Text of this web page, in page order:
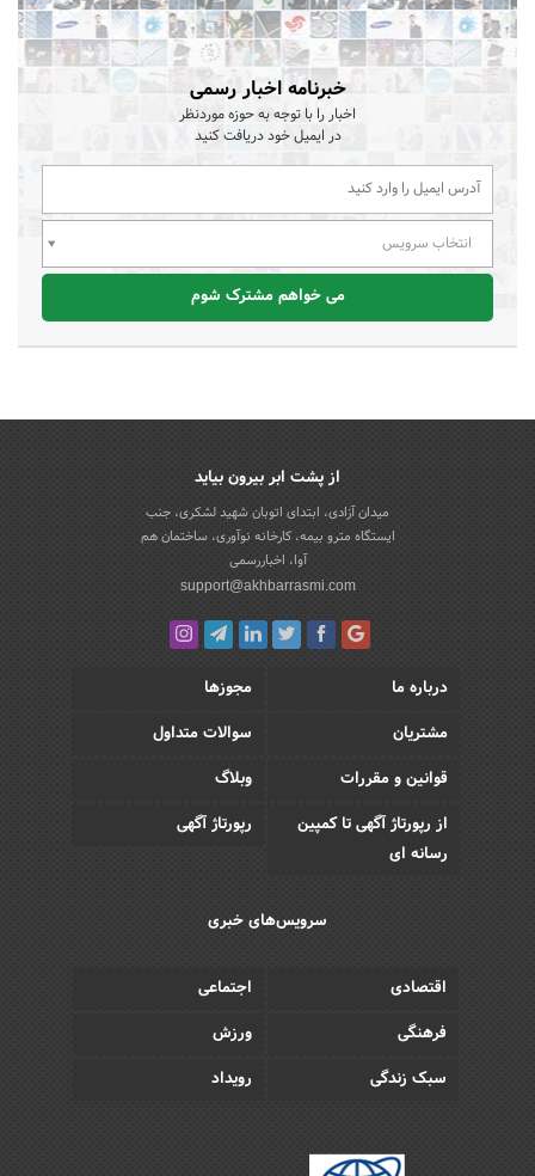
خبرنامه اخبار رسمی
اخبار را با توجه به حوزه موردنظر
در ایمیل خود دریافت کنید
انتخاب سرویس
می خواهم مشترک شوم
از پشت ابر بیرون بیاید
میدان آزادی، ابتدای اتوبان شهید لشکری، جنب
ایستگاه مترو بیمه، کارخانه نوآوری، ساختمان هم
آوا، اخباررسمی
support@akhbarrasmi.com
درباره ما
مجوزها
مشتریان
سوالات متداول
قوانین و مقررات
وبلاگ
از رپورتاژ آگهی تا کمپین
رسانه ای
رپورتاژ آگهی
سرویس‌های خبری
اقتصادی
اجتماعی
فرهنگی
ورزش
سبک زندگی
رویداد